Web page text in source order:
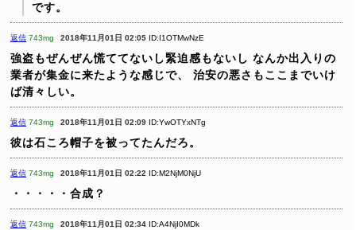
です。
返信 743mg 2018年11月01日 02:05 ID:I1OTMwNzE
強盗もぜんぜん慌ててないし緊迫感もないし なんか出入りの
業者が集金に来たような感じで、
治安の悪さもここまでいけ
ば清々しい。
返信 743mg 2018年11月01日 02:09 ID:YwOTYxNTg
彼は石ころ帽子を被ってたんだろ。
返信 743mg 2018年11月01日 02:22 ID:M2NjM0NjU
・・・・・合成？
返信 743mg 2018年11月01日 02:34 ID:A4NjI0MDk